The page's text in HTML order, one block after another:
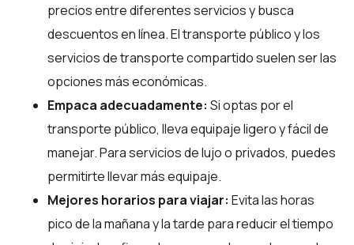
precios entre diferentes servicios y busca
descuentos en línea. El transporte público y los
servicios de transporte compartido suelen ser las
opciones más económicas.
Empaca adecuadamente: Si optas por el
transporte público, lleva equipaje ligero y fácil de
manejar. Para servicios de lujo o privados, puedes
permitirte llevar más equipaje.
Mejores horarios para viajar: Evita las horas
pico de la mañana y la tarde para reducir el tiempo